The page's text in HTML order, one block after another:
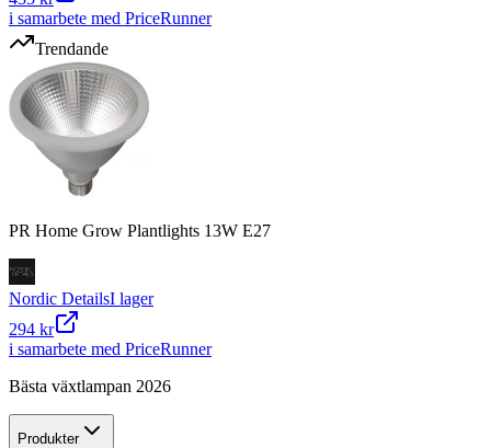
i samarbete med PriceRunner
Trendande
PR Home Grow Plantlights 13W E27
Nordic DetailsI lager
294 kr
i samarbete med PriceRunner
Bästa växtlampan 2026
Produkter